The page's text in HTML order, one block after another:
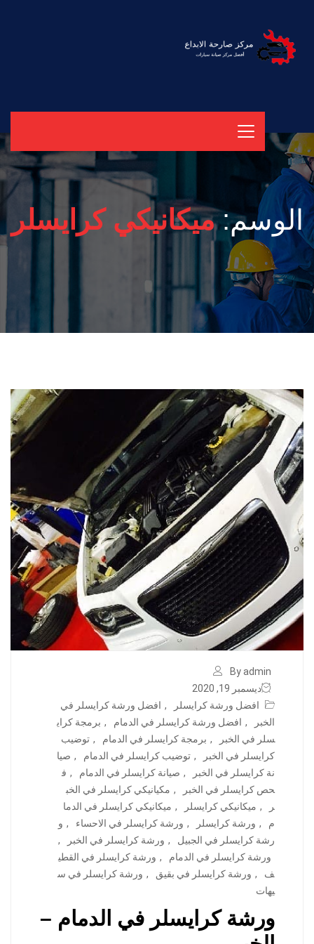
الوسم:ميكانيكي كرايسلر
By admin
ديسمبر 19, 2020
افضل ورشة كرايسلر
, افضل ورشة كرايسلر في
الخبر
, افضل ورشة كرايسلر في الدمام , برمجة كراي
سلر في الخبر
, برمجة كرايسلر في الدمام , توضيب
كرايسلر في الخبر
, توضيب كرايسلر في الدمام , صيا
نة كرايسلر في الخبر
, صيانة كرايسلر في الدمام , ف
حص كرايسلر في الخبر
, مكيانيكي كرايسلر في الخب
ر
, ميكانيكي كرايسلر , ميكانيكي كرايسلر في الدما
م
, ورشة كرايسلر , ورشة كرايسلر في الاحساء , و
رشة كرايسلر في الجبيل
, ورشة كرايسلر في الخبر
,
ورشة كرايسلر في الدمام
, ورشة كرايسلر في القطي
ف
, ورشة كرايسلر في بقيق , ورشة كرايسلر في س
يهات
ورشة كرايسلر في الدمام –